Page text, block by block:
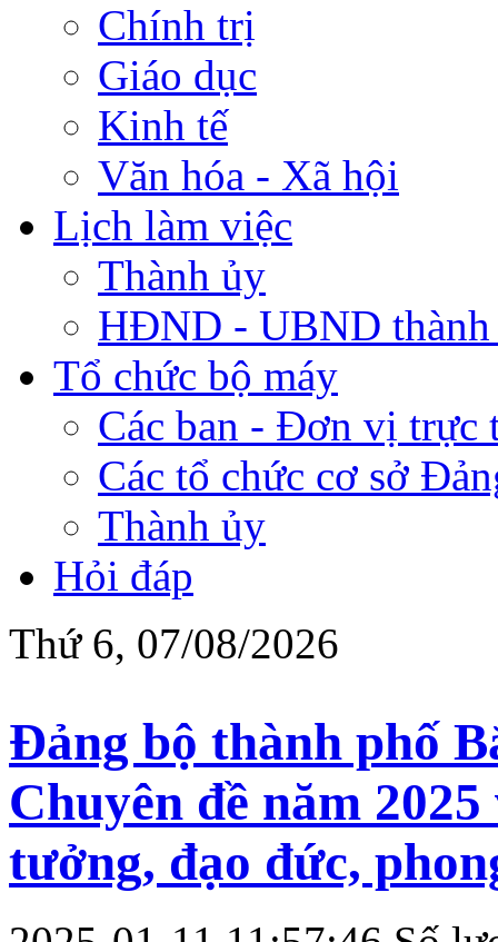
Chính trị
Giáo dục
Kinh tế
Văn hóa - Xã hội
Lịch làm việc
Thành ủy
HĐND - UBND thành
Tổ chức bộ máy
Các ban - Đơn vị trực
Các tổ chức cơ sở
Thành ủy
Hỏi đáp
Thứ 6, 07/08/2026
Đảng bộ thành phố
Chuyên đề năm
tưởng, đạo đức,